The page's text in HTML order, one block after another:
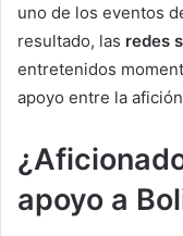
uno de los eventos
resultado, las redes
entretenidos
apoyo entre la
apoyo a